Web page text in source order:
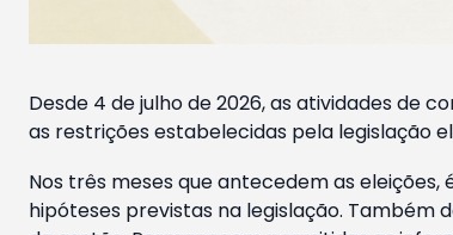
Desde 4 de julho de 2026, as atividades de
as restrições estabelecidas pela legislação
Nos três meses que antecedem as
hipóteses previstas na legislação. Também